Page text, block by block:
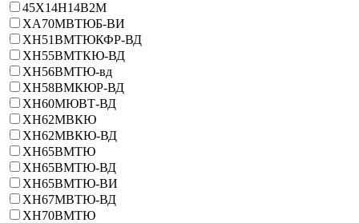
45Х14Н14В2М
ХА70МВТЮБ-ВИ
ХН51ВМТЮКФР-ВД
ХН55ВМТКЮ-ВД
ХН56ВМТЮ-вд
ХН58ВМКЮР-ВД
ХН60МЮВТ-ВД
ХН62МВКЮ
ХН62МВКЮ-ВД
ХН65ВМТЮ
ХН65ВМТЮ-ВД
ХН65ВМТЮ-ВИ
ХН67МВТЮ-ВД
ХН70ВМТЮ